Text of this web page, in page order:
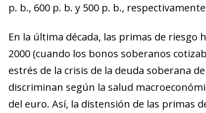
p. b., 600 p. b. y 500 p. b.,
En la última década, las primas de
2000 (cuando los bonos soberanos
estrés de la crisis de la deuda soberana
discriminan según la salud
del euro. Así, la distensión de las primas